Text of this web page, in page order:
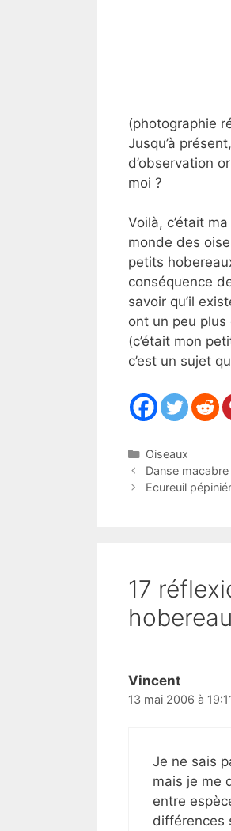
(photographie
Jusqu’à
d’observation
moi ?
Voilà, c’était
monde des
petits
conséquence
savoir qu’il
ont un peu
(c’était mon
c’est un sujet
Catégories
Oiseaux
Danse
Ecureuil
17
Vincent
13 mai 2006 à
Je ne sais
mais je me
entre
différences